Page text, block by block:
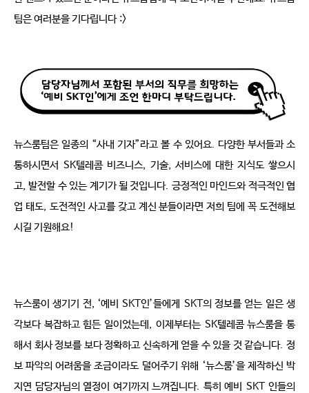
팀은 여러분을 기다립니다 :>
뉴스룸팀은 일종의 “사내 기자”라고 볼 수 있어요. 다양한 부서들과 소
통하시면서 SK텔레콤 비즈니스, 기술, 서비스에 대한 지식도 쌓으시
고, 발전할 수 있는 계기가 될 것입니다. 긍정적인 마인드와 적극적인 협
업 태도, 도전적인 사고를 갖고 계신 분들이라면 저희 팀에 꼭 도전해보
시길 기원해요!
뉴스룸이 생기기 전, ‘예비 SKT인’들에게 SKT의 정보를 얻는 일은 생
각보다 복잡하고 힘든 일이었는데 , 이제부터는 SK텔레콤 뉴스룸을 통
해서 회사 정보를 보다 정확하고 신속하게 얻을 수 있을 것 같습니다. 정
보 파악의 어려움을 조금이라도 덜어주기 위해 ‘뉴스룸’을 제작하신 박
지연 담당자님의 열정이 여기까지 느껴집니다. 특히 예비 SKT 인들의